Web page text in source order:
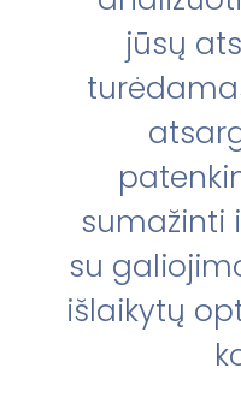
jūsų
sumažinti
su
išlaikytų